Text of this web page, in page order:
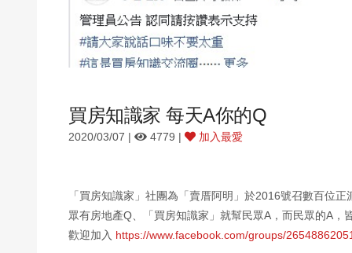
買房知識家 每天A你的Q
2020/03/07 | 4779 | 加入最愛
「買房知識家」社團為「賣厝阿明」於2016號召數百位
眾有房地產Q、「買房知識家」就幫民眾A，而民眾的A
歡迎加入 https://www.facebook.com/groups/